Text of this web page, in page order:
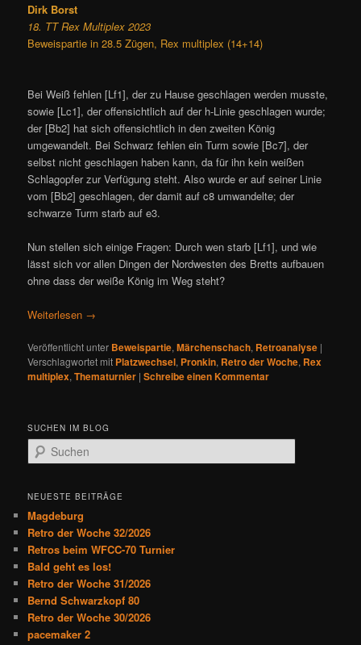
Dirk Borst
18. TT Rex Multiplex 2023
Beweispartie in 28.5 Zügen, Rex multiplex (14+14)
Bei Weiß fehlen [Lf1], der zu Hause geschlagen werden musste,
sowie [Lc1], der offensichtlich auf der h-Linie geschlagen wurde;
der [Bb2] hat sich offensichtlich in den zweiten König
umgewandelt. Bei Schwarz fehlen ein Turm sowie [Bc7], der
selbst nicht geschlagen haben kann, da für ihn kein weißen
Schlagopfer zur Verfügung steht. Also wurde er auf seiner Linie
vom [Bb2] geschlagen, der damit auf c8 umwandelte; der
schwarze Turm starb auf e3.
Nun stellen sich einige Fragen: Durch wen starb [Lf1], und wie
lässt sich vor allen Dingen der Nordwesten des Bretts aufbauen
ohne dass der weiße König im Weg steht?
Weiterlesen →
Veröffentlicht unter Beweispartie,Märchenschach, Retroanalyse |
Verschlagwortet mit Platzwechsel, Pronkin, Retro der Woche, Rex
multiplex,Thematurnier |Schreibe einen Kommentar
SUCHEN IM BLOG
u
h
n
NEUESTE BEITRÄGE
Magdeburg
Retro der Woche 32/2026
Retros beim WFCC-70 Turnier
Bald geht es los!
Retro der Woche 31/2026
Bernd Schwarzkopf 80
Retro der Woche 30/2026
pacemaker 2